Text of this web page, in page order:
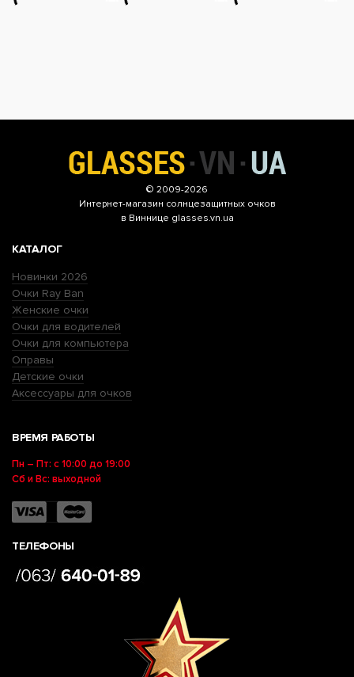
© 2009-2026
Интернет-магазин солнцезащитных очков
в Виннице glasses.vn.ua
КАТАЛОГ
Новинки 2026
Очки Ray Ban
Женские очки
Очки для водителей
Очки для компьютера
Оправы
Детские очки
Аксессуары для очков
ВРЕМЯ РАБОТЫ
Пн – Пт: с 10:00 до 19:00
Сб и Вс: выходной
ТЕЛЕФОНЫ